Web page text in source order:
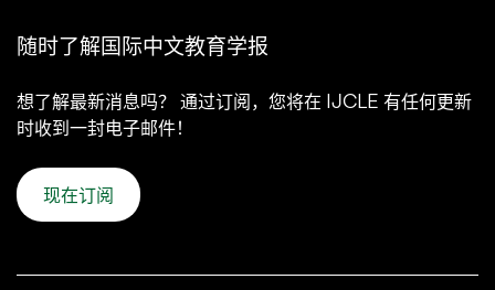
随时了解国际中文教育学报
想了解最新消息吗？ 通过订阅，您将在 IJCLE 有任何更新
时收到一封电子邮件！
现在订阅